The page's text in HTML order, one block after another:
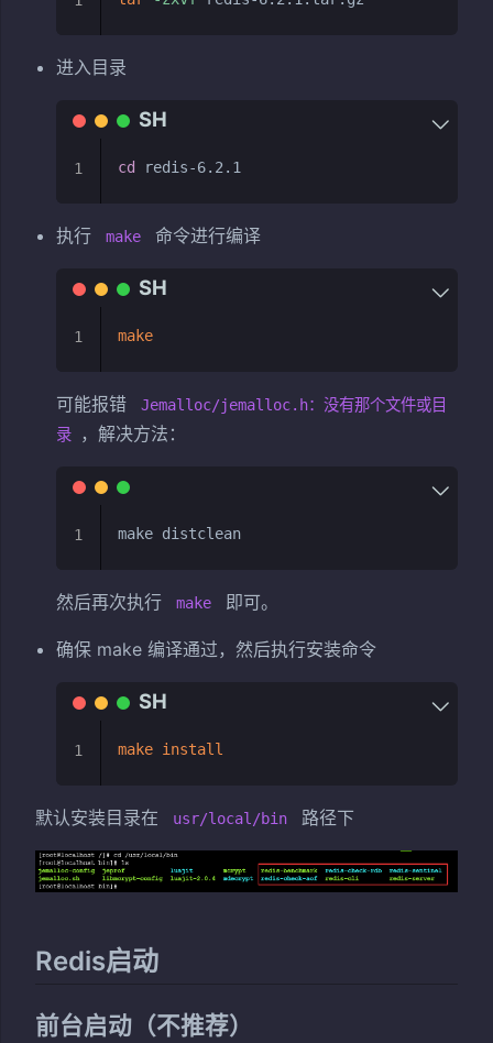
进入目录
cd
1
执行 make 命令进行编译
make
1
可能报错
Jemalloc/jemalloc.h：没有那个文件或目
录
，解决方法：
1
然后再次执行 make 即可。
确保 make 编译通过，然后执行安装命令
make install
1
默认安装目录在 usr/local/bin 路径下
Redis启动
前台启动（不推荐）